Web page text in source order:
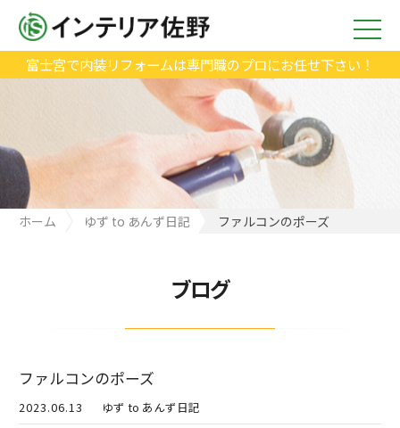
富士宮で内装リフォームは専門職のプロにお任せ下さい！
ホーム ゆず to あんず日記 ファルコンのポーズ
ブログ
ファルコンのポーズ
2023.06.13 ゆず to あんず日記